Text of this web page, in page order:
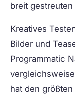
breit
Kreatives
Bilder und
Programmatic
hat den